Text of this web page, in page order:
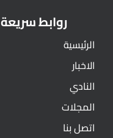
روابط سريعة
الرئيسية
الاخبار
النادي
المجلات
اتصل بنا